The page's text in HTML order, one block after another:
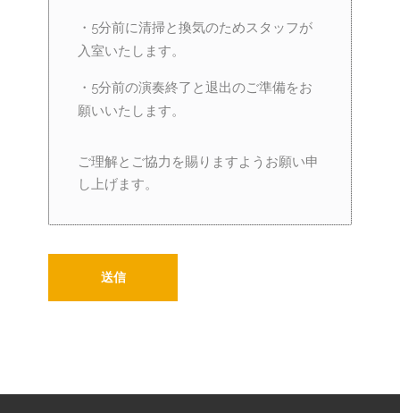
・5分前に清掃と換気のためスタッフが
入室いたします。
・5分前の演奏終了と退出のご準備をお
願いいたします。
ご理解とご協力を賜りますようお願い申
し上げます。